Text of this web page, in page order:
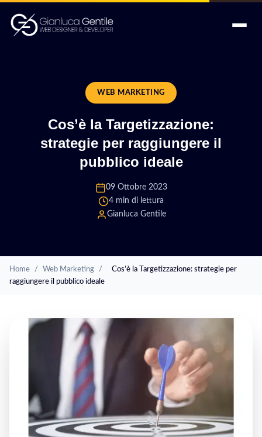
WEB MARKETING
Cos’è la Targetizzazione:
strategie per raggiungere il
pubblico ideale
09 Ottobre 2023
4 min di lettura
Gianluca Gentile
Home / Web Marketing /
Cos’è la Targetizzazione: strategie per
raggiungere il pubblico ideale